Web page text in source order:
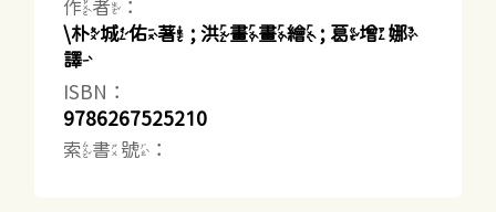
作者：
\朴城佑著 ; 洪畫畫繪 ; 葛增娜
譯
ISBN：
9786267525210
索書號：